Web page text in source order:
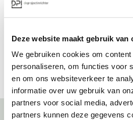
Deze website maakt gebruik van
We gebruiken cookies om
personaliseren, om functies voor
en om ons websiteverkeer te
informatie over uw gebruik van
partners voor social media,
partners kunnen deze gegevens